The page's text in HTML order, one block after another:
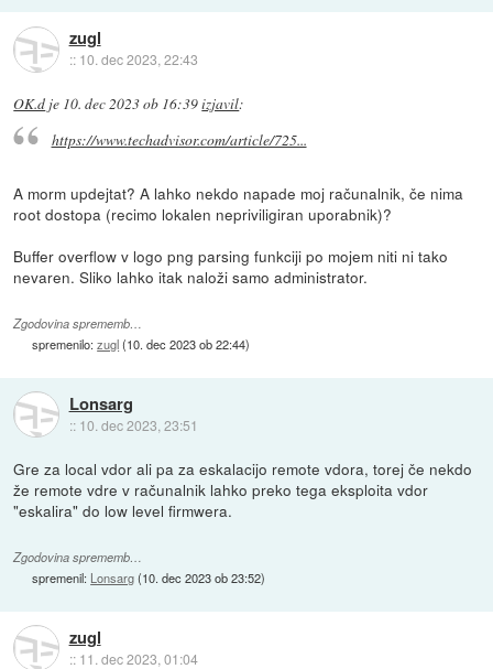
zugl
:: 10. dec 2023, 22:43
OK.d je 10. dec 2023 ob 16:39izjavil:
https://www.techadvisor.com/article/725...
A morm updejtat? A lahko nekdo napade moj računalnik, če nima
root dostopa (recimo lokalen nepriviligiran uporabnik)?
Buffer overflow v logo png parsing funkciji po mojem niti ni tako
nevaren. Sliko lahko itak naloži samo administrator.
Zgodovina sprememb…
spremenilo:zugl(10. dec 2023 ob 22:44)
Lonsarg
:: 10. dec 2023, 23:51
Gre za local vdor ali pa za eskalacijo remote vdora, torej če nekdo
že remote vdre v računalnik lahko preko tega eksploita vdor
"eskalira" do low level firmwera.
Zgodovina sprememb…
spremenil: Lonsarg(10. dec 2023 ob 23:52)
zugl
:: 11. dec 2023, 01:04